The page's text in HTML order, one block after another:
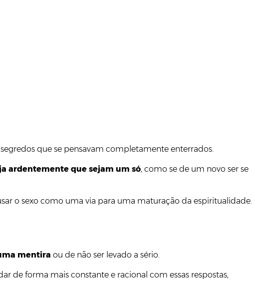
que se pensavam completamente enterrados.
ardentemente que sejam um só, como se de um novo ser se
o sexo como uma via para uma maturação da espiritualidade.
mentira ou de não ser levado a sério.
de forma mais constante e racional com essas respostas,